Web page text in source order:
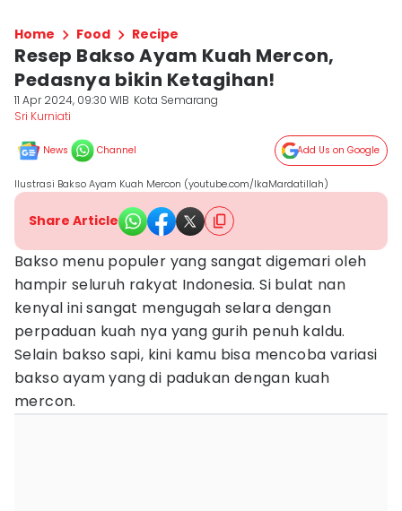
Home Food Recipe
Resep Bakso Ayam Kuah Mercon,
Pedasnya bikin Ketagihan!
11 Apr 2024, 09:30 WIB Kota Semarang
Sri Kurniati
News Channel Add Us on Google
Ilustrasi Bakso Ayam Kuah Mercon (youtube.com/IkaMardatillah)
Share Article
Bakso menu populer yang sangat digemari oleh
hampir seluruh rakyat Indonesia. Si bulat nan
kenyal ini sangat mengugah selara dengan
perpaduan kuah nya yang gurih penuh kaldu.
Selain bakso sapi, kini kamu bisa mencoba variasi
bakso ayam yang di padukan dengan kuah
mercon.